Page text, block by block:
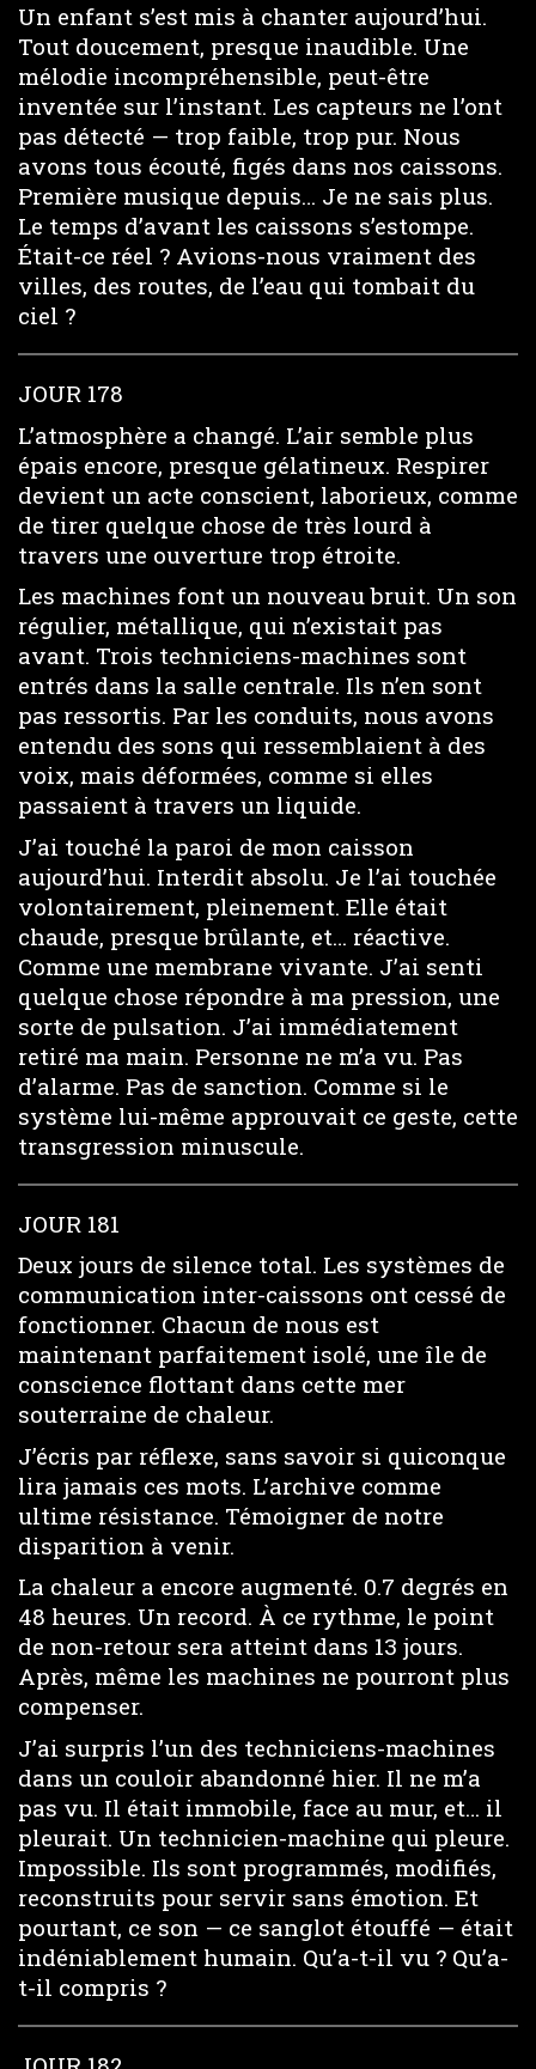
Un enfant s’est mis à chanter aujourd’hui.
Tout doucement, presque inaudible. Une
mélodie incompréhensible, peut-être
inventée sur l’instant. Les capteurs ne l’ont
pas détecté — trop faible, trop pur. Nous
avons tous écouté, figés dans nos caissons.
Première musique depuis… Je ne sais plus.
Le temps d’avant les caissons s’estompe.
Était-ce réel ? Avions-nous vraiment des
villes, des routes, de l’eau qui tombait du
ciel ?
JOUR 178
L’atmosphère a changé. L’air semble plus
épais encore, presque gélatineux. Respirer
devient un acte conscient, laborieux, comme
de tirer quelque chose de très lourd à
travers une ouverture trop étroite.
Les machines font un nouveau bruit. Un son
régulier, métallique, qui n’existait pas
avant. Trois techniciens-machines sont
entrés dans la salle centrale. Ils n’en sont
pas ressortis. Par les conduits, nous avons
entendu des sons qui ressemblaient à des
voix, mais déformées, comme si elles
passaient à travers un liquide.
J’ai touché la paroi de mon caisson
aujourd’hui. Interdit absolu. Je l’ai touchée
volontairement, pleinement. Elle était
chaude, presque brûlante, et… réactive.
Comme une membrane vivante. J’ai senti
quelque chose répondre à ma pression, une
sorte de pulsation. J’ai immédiatement
retiré ma main. Personne ne m’a vu. Pas
d’alarme. Pas de sanction. Comme si le
système lui-même approuvait ce geste, cette
transgression minuscule.
JOUR 181
Deux jours de silence total. Les systèmes de
communication inter-caissons ont cessé de
fonctionner. Chacun de nous est
maintenant parfaitement isolé, une île de
conscience flottant dans cette mer
souterraine de chaleur.
J’écris par réflexe, sans savoir si quiconque
lira jamais ces mots. L’archive comme
ultime résistance. Témoigner de notre
disparition à venir.
La chaleur a encore augmenté. 0.7 degrés en
48 heures. Un record. À ce rythme, le point
de non-retour sera atteint dans 13 jours.
Après, même les machines ne pourront plus
compenser.
J’ai surpris l’un des techniciens-machines
dans un couloir abandonné hier. Il ne m’a
pas vu. Il était immobile, face au mur, et… il
pleurait. Un technicien-machine qui pleure.
Impossible. Ils sont programmés, modifiés,
reconstruits pour servir sans émotion. Et
pourtant, ce son — ce sanglot étouffé — était
indéniablement humain. Qu’a-t-il vu ? Qu’a-
t-il compris ?